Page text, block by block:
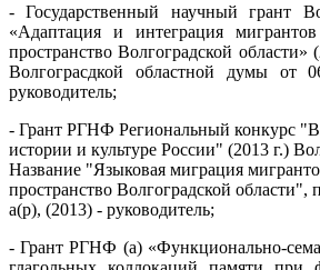
- Государственный научный грант
«Адаптация и интеграция
пространство Волгоградской области»
Волгограсдкой областной думы от
руководитель;
- Грант РГНФ Региональный конкурс
истории и культуре России" (2013 г.)
Название "Языковая миграция
пространство Волгоградской области",
а(р), (2013) - руководитель;
- ГрантРГНФ (а) «Функционально-